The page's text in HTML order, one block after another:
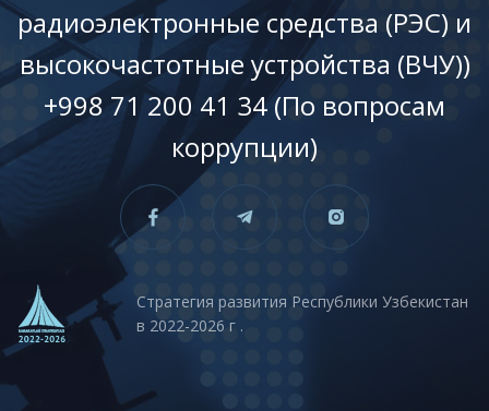
радиоэлектронные средства (РЭС) и
высокочастотные устройства (ВЧУ))
+998 71 200 41 34 (По вопросам
коррупции)
Стратегия развития Республики Узбекистан
в 2022-2026 г .